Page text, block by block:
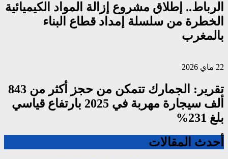
الرباط.. إطلاق مشروع إزالة المواد الكيميائية
الخطرة من سلسلة إمداد قطاع البناء
بالمغرب
22 ماي 2026
تقرير: الجمارك تتمكن من حجز أكثر من 843
ألف سيجارة مهربة في 2025 بارتفاع قياسي
بلغ 231%
أحدث المقالات